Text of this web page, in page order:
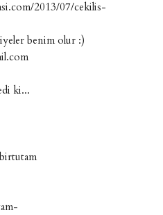
2013/07/cekilis-
benim olur :)
ki...